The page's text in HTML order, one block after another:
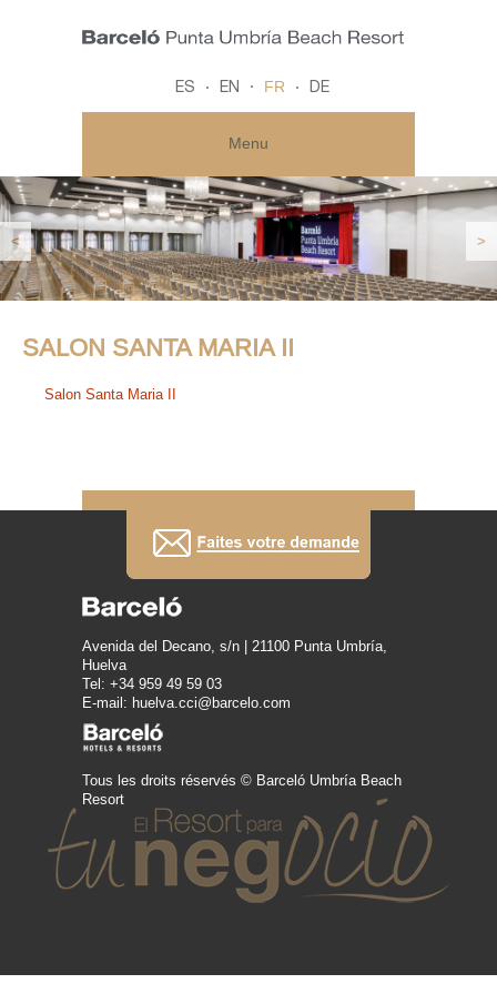
ES EN FR DE
Menu
< >
SALON SANTA MARIA II
Salon Santa Maria II
Avenida del Decano, s/n | 21100 Punta Umbría,
Huelva
Tel: +34 959 49 59 03
E-mail: huelva.cci@barcelo.com
Tous les droits réservés © Barceló Umbría Beach
Resort